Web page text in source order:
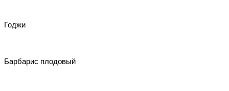
Годжи
Барбарис плодовый